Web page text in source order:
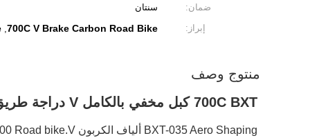
ضمان:
سنتان
إبراز:
700C V Brake Carbon Road Bike
,
منتوج وصف
700C BXT كبل مخفي بالكامل V دراجة طريق الفرامل